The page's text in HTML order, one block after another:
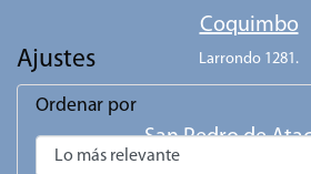
Ajustes
Ordenar por
Coquimbo
Larrondo 1281.
San Pedro de